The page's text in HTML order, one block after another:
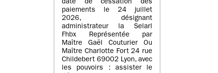
date de cessation des
paiements le 24 juillet
2026, désignant
administrateur la Selarl
Fhbx Représentée par
Maître Gaël Couturier Ou
Maître Charlotte Fort 24 rue
Childebert 69002 Lyon, avec
les pouvoirs : assister le